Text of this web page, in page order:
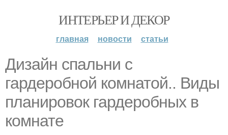
ИНТЕРЬЕР И ДЕКОР
главная новости статьи
Дизайн спальни с
гардеробной комнатой.. Виды
планировок гардеробных в
комнате